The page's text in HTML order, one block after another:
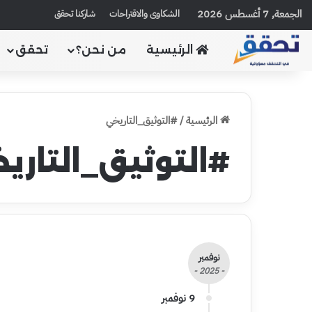
الجمعة, 7 أغسطس 2026 الشكاوى والاقتراحات شاركنا تحقق
الرئيسية من نحن؟ تحقق
الرئيسية/#التوثيق_التاريخي
نوفمبر
- 2025 -
9 نوفمبر